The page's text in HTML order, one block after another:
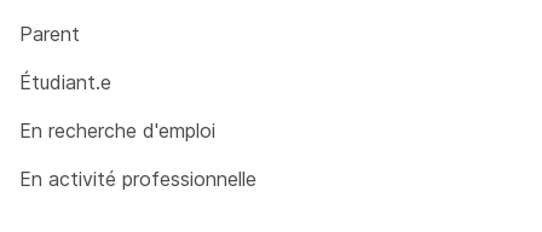
Parent
Étudiant.e
En recherche d'emploi
En activité professionnelle